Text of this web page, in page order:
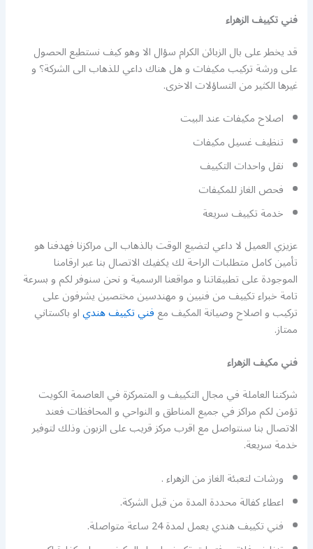
فني تكييف الزهراء
قد يخطر على بال الزبائن الكرام سؤال الا وهو كيف نستطيع الحصول
على ورشة تركيب مكيفات و هل هناك داعي للذهاب الى الشركة؟ و
غيرها الكثير من التساؤلات الاخرى.
اصلاح مكيفات عند البيت
تنظيف غسيل مكيفات
نقل واحدات التكييف
فحص الغاز للمكيفات
خدمة تكييف سريعة
عزيزي العميل لا داعي لتضيع الوقت بالذهاب الى مراكزنا فهدفنا هو
تأمين كامل متطلبات الراحة لك يكفيك الاتصال بنا عبر ارقامنا
الموجودة على تطبيقاتنا و مواقعنا الرسمية و نحن سنوفر لكم و بسرعة
تامة خبراء تكييف من فنيين و مهندسين مختصين يشرفون على
تركيب و اصلاح وصيانة المكيف معفني تكييف هندياو باكستاني
ممتاز.
فني مكيف الزهراء
شركتنا العاملة في مجال التكييف و المتمركزة في العاصمة الكويت
تؤمن لكم مراكز في جميع المناطق و النواحي و المحافظات فعند
الاتصال بنا سنتواصل مع اقرب مركز قريب على الزبون وذلك لتوفير
خدمة سريعة.
ورشات لتعبئة الغاز من الزهراء .
اعطاء كفالة محددة المدة من قبل الشركة.
فني تكييف هندي يعمل لمدة 24 ساعة متواصلة.